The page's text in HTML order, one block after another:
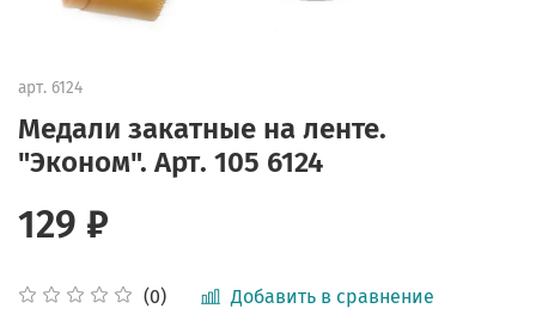
арт. 6124
Медали закатные на ленте.
"Эконом". Арт. 105 6124
(0) Добавить в сравнение
129 ₽